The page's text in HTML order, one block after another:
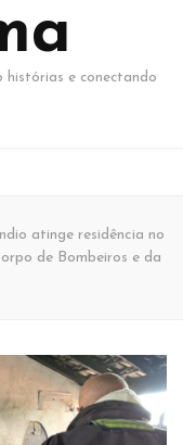
histórias e conectando
atinge residência no
de Bombeiros e da